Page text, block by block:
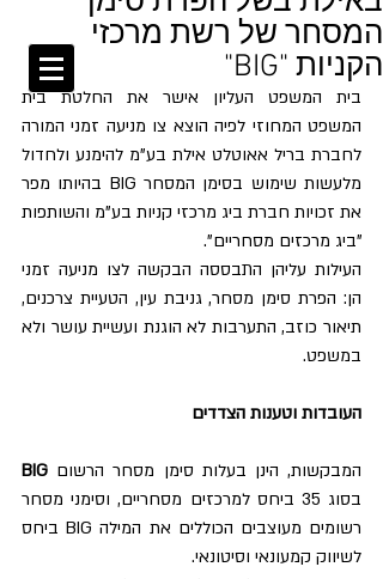
MONTEKIO &CO.
מונטקיו ושות' משרד עורכי-דין
המסחר של רשת מרכזי
הקניות "BIG"
"ביג מרכזים מסחריים".
במשפט.
העובדות וטענות הצדדים
המבקשות, הינן בעלות סימן מסחר הרשום BIG
לשיווק קמעונאי וסיטונאי.